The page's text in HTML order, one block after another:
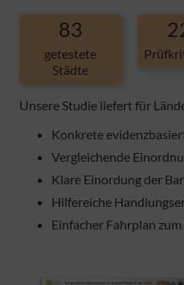
83
getestete
Städte
Unsere Studie liefert für
Konkrete
Vergleichende
Klare Einordung der
Hilfereiche
Einfacher Fahrplan